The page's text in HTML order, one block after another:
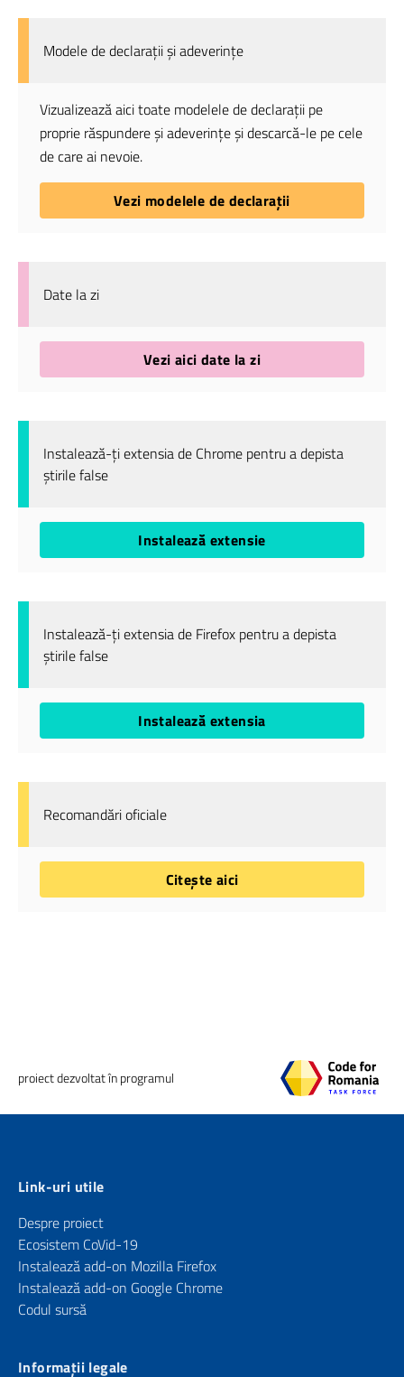
Modele de declarații și adeverințe
Vizualizează aici toate modelele de declarații pe
proprie răspundere și adeverințe și descarcă-le pe cele
de care ai nevoie.
Vezi modelele de declarații
Date la zi
Vezi aici date la zi
Instalează-ți extensia de Chrome pentru a depista
știrile false
Instalează extensie
Instalează-ți extensia de Firefox pentru a depista
știrile false
Instalează extensia
Recomandări oficiale
Citește aici
proiect dezvoltat în programul
Link-uri utile
Despre proiect
Ecosistem CoVid-19
Instalează add-on Mozilla Firefox
Instalează add-on Google Chrome
Codul sursă
Informații legale